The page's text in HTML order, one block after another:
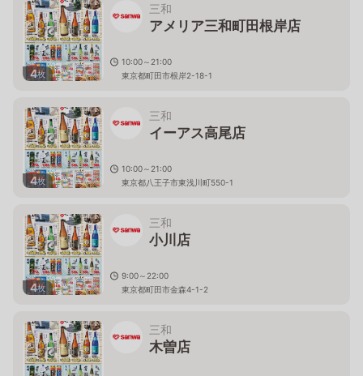
4枚
三和
アメリア三和町田根岸店
10:00～21:00
東京都町田市根岸2-18-1
4枚
三和
イーアス高尾店
10:00～21:00
東京都八王子市東浅川町550-1
4枚
三和
小川店
9:00～22:00
東京都町田市金森4-1-2
三和
木曽店